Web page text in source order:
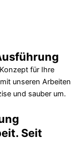
für Ihre
unseren Arbeiten
und sauber um.
Seit